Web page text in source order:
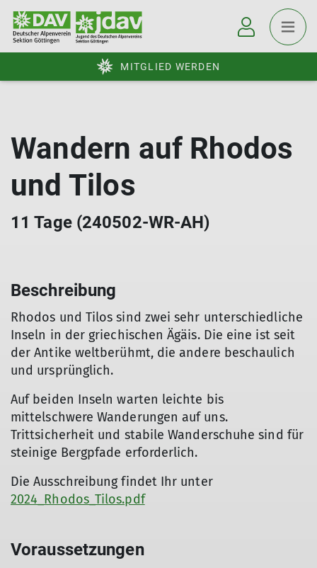
MITGLIED WERDEN
Wandern auf Rhodos
und Tilos
11 Tage (240502-WR-AH)
Beschreibung
Rhodos und Tilos sind zwei sehr unterschiedliche
Inseln in der griechischen Ägäis. Die eine ist seit
der Antike weltberühmt, die andere beschaulich
und ursprünglich.
Auf beiden Inseln warten leichte bis
mittelschwere Wanderungen auf uns.
Trittsicherheit und stabile Wanderschuhe sind für
steinige Bergpfade erforderlich.
Die Ausschreibung findet Ihr unter
2024_Rhodos_Tilos.pdf
Voraussetzungen